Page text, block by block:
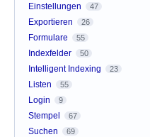
Einstellungen 47
Exportieren 26
Formulare 55
Indexfelder 50
Intelligent Indexing 23
Listen 55
Login 9
Stempel 67
Suchen 69